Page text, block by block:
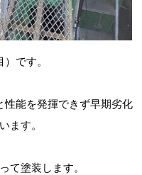
です。
性能を発揮できず早期劣化
ます。
て塗装します。